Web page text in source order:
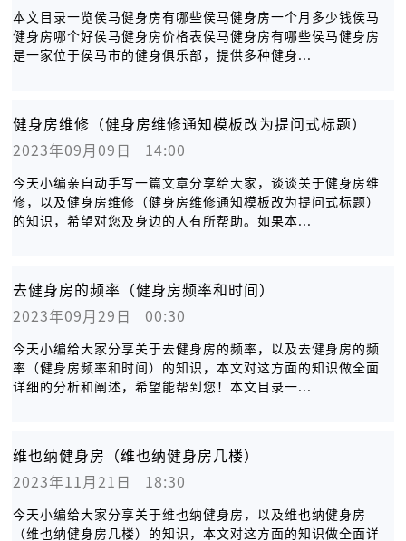
本文目录一览侯马健身房有哪些侯马健身房一个月多少钱侯马
健身房哪个好侯马健身房价格表侯马健身房有哪些侯马健身房
是一家位于侯马市的健身俱乐部，提供多种健身...
健身房维修（健身房维修通知模板改为提问式标题）
2023年09月09日   14:00
今天小编亲自动手写一篇文章分享给大家，谈谈关于健身房维
修，以及健身房维修（健身房维修通知模板改为提问式标题）
的知识，希望对您及身边的人有所帮助。如果本...
去健身房的频率（健身房频率和时间）
2023年09月29日   00:30
今天小编给大家分享关于去健身房的频率，以及去健身房的频
率（健身房频率和时间）的知识，本文对这方面的知识做全面
详细的分析和阐述，希望能帮到您！本文目录一...
维也纳健身房（维也纳健身房几楼）
2023年11月21日   18:30
今天小编给大家分享关于维也纳健身房，以及维也纳健身房
（维也纳健身房几楼）的知识，本文对这方面的知识做全面详